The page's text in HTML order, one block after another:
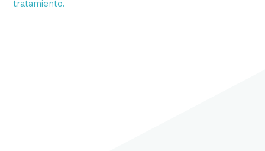
tratamiento.